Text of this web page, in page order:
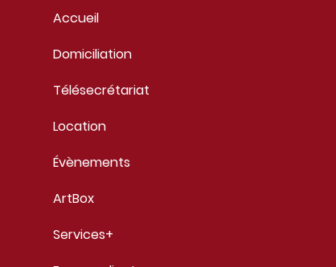
Accueil
Domiciliation
Télésecrétariat
Location
Évènements
ArtBox
Services+